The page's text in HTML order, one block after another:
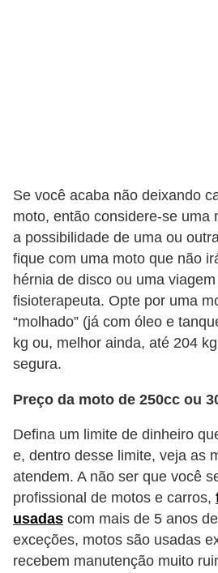
Se você acaba não deixando
moto, então considere-se uma
a possibilidade de uma ou
fique com uma moto que não
hérnia de disco ou uma
fisioterapeuta. Opte por uma
“molhado” (já com óleo e
kg ou, melhor ainda, até 204
segura.
Preço da moto de 250cc ou
Defina um limite de dinheiro
e, dentro desse limite, veja as
atendem. A não ser que você
profissional de motos e carros,
usadas com mais de 5 anos
exceções, motos são usadas
recebem manutenção muito
L
e
i
s
e
t
r
â
s
i
t
o
M
o
t